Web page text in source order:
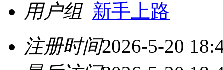
用户组 新手上路
注册时间2026-5-20